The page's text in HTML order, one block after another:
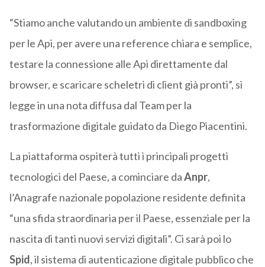
“Stiamo anche valutando un ambiente di sandboxing
per le Api, per avere una reference chiara e semplice,
testare la connessione alle Api direttamente dal
browser, e scaricare scheletri di client già pronti”, si
legge in una nota diffusa dal Team per la
trasformazione digitale guidato da Diego Piacentini.
La piattaforma ospiterà tutti i principali progetti
tecnologici del Paese, a cominciare daAnpr,
l’Anagrafe nazionale popolazione residente definita
“una sfida straordinaria per il Paese, essenziale per la
nascita di tanti nuovi servizi digitali”. Ci sarà poi lo
Spid, il sistema di autenticazione digitale pubblico che